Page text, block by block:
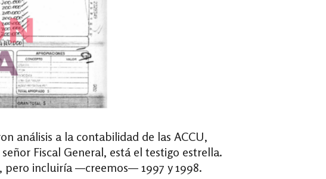
análisis a la contabilidad de las ACCU,
Fiscal General, está el testigo estrella.
incluiría —creemos— 1997 y 1998.